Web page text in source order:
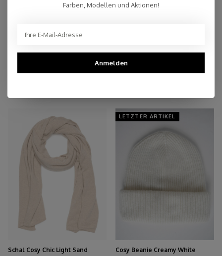
Persönlicher Kundenservice
Schal Cosy Chic Light Sand
LETZTER ARTIKEL
Cosy Beanie Creamy White
Farben, Modellen und Aktionen!
Anmelden